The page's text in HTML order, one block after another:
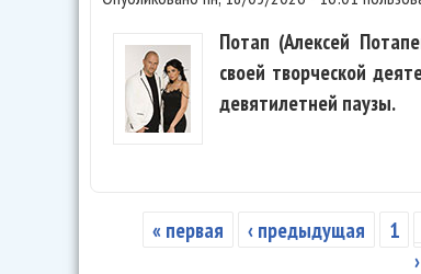
Потап (Алексей
своей творческой
девятилетней паузы.
« первая ‹ предыдущая 1
›